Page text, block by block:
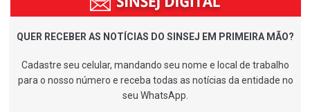
QUER RECEBER AS NOTÍCIAS DO SINSEJ EM PRIMEIRA MÃO?
Cadastre seu celular, mandando seu nome e local de trabalho
para o nosso número e receba todas as notícias da entidade no
seu WhatsApp.